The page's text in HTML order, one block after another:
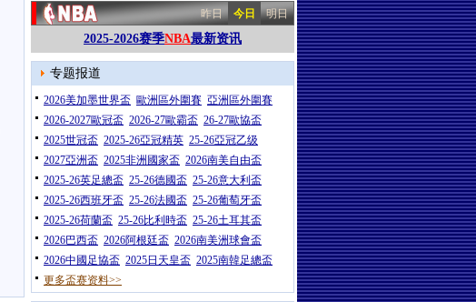
昨日 今日 明日
2025-2026赛季NBA最新资讯
专题报道
2026美加墨世界盃 歐洲區外圍賽 亞洲區外圍賽
2026-2027歐冠盃 2026-27歐霸盃 26-27歐協盃
2025世冠盃 2025-26亞冠精英 25-26亞冠乙级
2027亞洲盃 2025非洲國家盃 2026南美自由盃
2025-26英足總盃 25-26德國盃 25-26意大利盃
2025-26西班牙盃 25-26法國盃 25-26葡萄牙盃
2025-26荷蘭盃 25-26比利時盃 25-26土耳其盃
2026巴西盃 2026阿根廷盃 2026南美洲球會盃
2026中國足協盃 2025日天皇盃 2025南韓足總盃
更多盃赛资料>>